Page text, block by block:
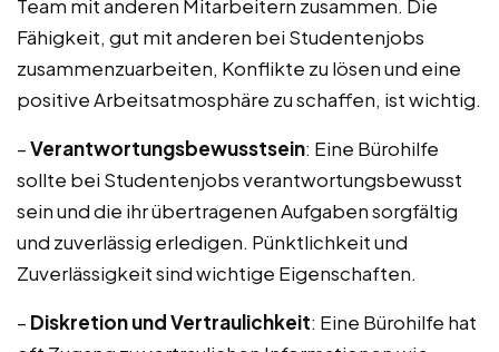
Team mit anderen Mitarbeitern zusammen. Die
Fähigkeit, gut mit anderen bei Studentenjobs
zusammenzuarbeiten, Konflikte zu lösen und eine
positive Arbeitsatmosphäre zu schaffen, ist wichtig.
–Verantwortungsbewusstsein: Eine Bürohilfe
sollte bei Studentenjobs verantwortungsbewusst
sein und die ihr übertragenen Aufgaben sorgfältig
und zuverlässig erledigen. Pünktlichkeit und
Zuverlässigkeit sind wichtige Eigenschaften.
– Diskretion und Vertraulichkeit: Eine Bürohilfe hat